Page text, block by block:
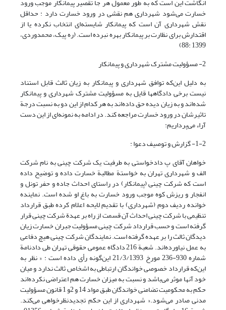
انگاشت این است که به طور معمول هر جا تقصیر پیمانکار موجب ورود
خسارت می‌شود شهرداری هم نقشی در ورود خسارت دارد : حداقل
نقش شهرداری آن است که پیمانکار شایسته‌ای انتخاب نکرده یا از
اقتدارش برای نظارت بر پیمانکار بهره نبرده است. (ره پیک، محمدوردی،
1399 :88)
2- مسؤولیت مشترک شهرداری و پیمانکار
به دلیل این‌که توافق شهرداری و پیمانکار به زیان ثالث قابل استناد
نیست برخی دادگاهها قایل به مسؤولیت مشترک شهرداری و پیمانکار
شده‌اند و به زیان دیده حق داده‌اند به هر کدام از این دو به نسبت درجة
تاثیرشان در ورود خسارت مراجعه کند. در ادامه به نمونه‌ای از این دست
آراء می‌پرداریم:
1-2- گزارش و توصیف دعوا :
خواهان آقای پ دادخواستی به طرفیت یک شرکت چینی به نام شرکت
الف و شهرداری تهران به خواستة مطالبة خسارت داده و توضیح داده
است که شرکت چینی (پیمانکار) در راستای احداث جاده و حفر تونل و
انفجار و ریزش کوه موجب ورود خسارت به باغ او شده است. نماینده
خوانده ردیف دوم (شهرداری) با تقدیم لایحه اعلام کرده طبق قرارداد
تنظیمی با شرکت چینی احداث آن قسمت از راه بر عهدة شرکت چینی قرار
گرفته است و حسب قرارداد شرکت چینی مسؤولیت جبران خسارت زیان
دیدگان ثالث را بر عهده گرفته است. نمایندگان شرکت چینی هیچ دفاعی
به عمل نیاورده‌اند. شعبة 216 دادگاه عمومی حقوقی تهران طی دادنامة
شماره 930-236 مورخ 21/3/1393 این‌گونه رأی داده است : « نظر به
این‌که قرارداد خصوصی خواندگان ارتباطی به اشخاص ثالث ندارد و میان
خود آنها موثر می‌باشد و نسبت به میزان خسارت هم اعتراضی نکرده‌اند
حکم به محکومیت تضامنی خواندگان طبق مواد 14 و 2و 1 قانون مسؤولیت
مدنی صادر می‌شود.« شهرداری از این حکم تجدیدنظرخواهی می‌کند.